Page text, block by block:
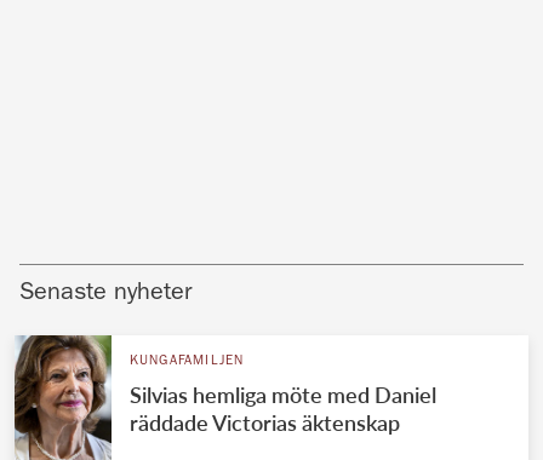
Senaste nyheter
KUNGAFAMILJEN
Silvias hemliga möte med Daniel
räddade Victorias äktenskap